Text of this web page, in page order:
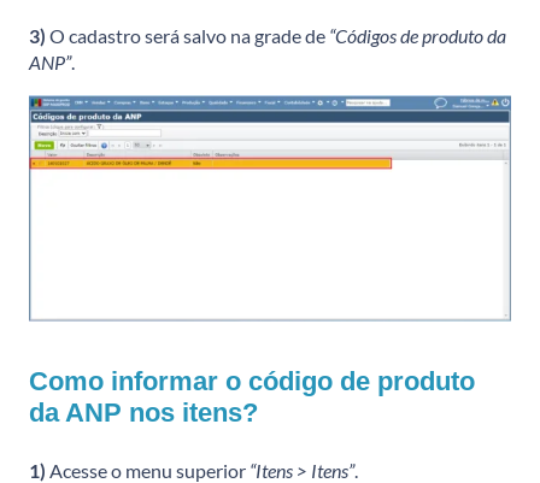
3) O cadastro será salvo na grade de “Códigos de produto da
ANP”.
Como informar o código de produto
da ANP nos itens?
1) Acesse o menu superior “Itens > Itens”.